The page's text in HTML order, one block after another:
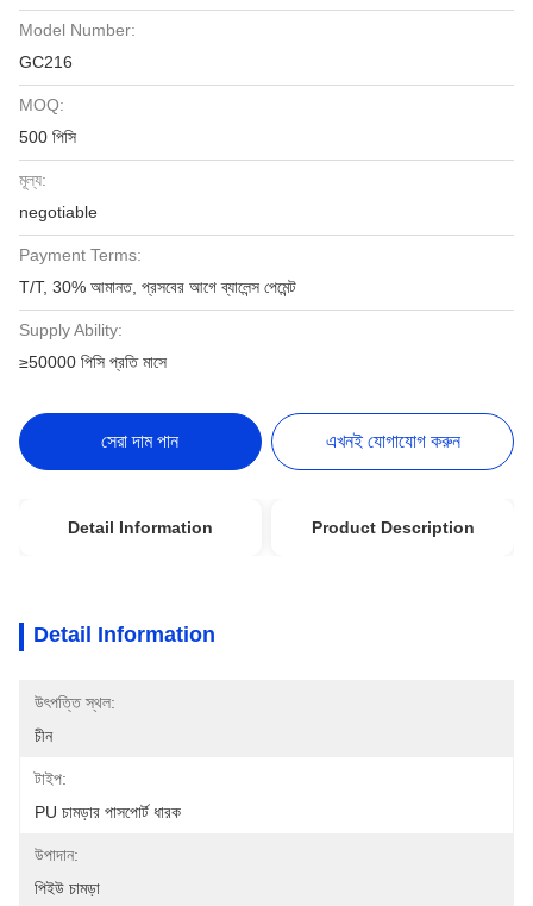
Model Number:
GC216
MOQ:
500 পিসি
মূল্য:
negotiable
Payment Terms:
T/T, 30% আমানত, প্রসবের আগে ব্যালেন্স পেমেন্ট
Supply Ability:
≥50000 পিসি প্রতি মাসে
সেরা দাম পান এখনই যোগাযোগ করুন
Detail Information Product Description
Detail Information
উৎপত্তি স্থল:
চীন
টাইপ:
PU চামড়ার পাসপোর্ট ধারক
উপাদান:
পিইউ চামড়া